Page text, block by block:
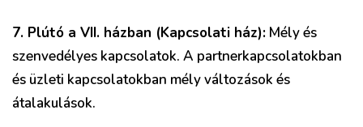
7. Plútó a VII. házban (Kapcsolati ház): Mély és
szenvedélyes kapcsolatok. A partnerkapcsolatokban
és üzleti kapcsolatokban mély változások és
átalakulások.